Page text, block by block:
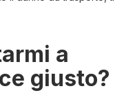
a
giusto?